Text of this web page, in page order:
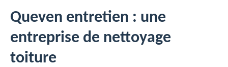
Queven entretien : une
entreprise de nettoyage
toiture